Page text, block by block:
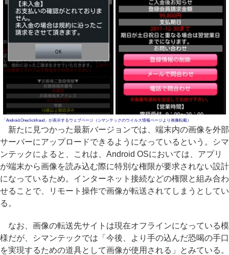
「Android.Oneclickfraud」が表示するウェブページ（シマンテックのウイルス情報ページより画像転載）
新たに見つかった最新バージョンでは、端末内の画像を外部
サーバーにアップロードできるようになっているという。シマ
ンテックによると、これは、Android OSにおいては、アプリ
が端末から画像を読み込む際に特別な権限が要求されない設計
になっているため。インターネット接続などの権限と組み合わ
せることで、リモート操作で画像が転送されてしまうとしてい
る。
なお、画像の転送先サイトは現在オフラインになっている模
様だが、シマンテックでは「今後、より手の込んだ恐喝の手口
を実現するための道具として画像が使用される」とみている。